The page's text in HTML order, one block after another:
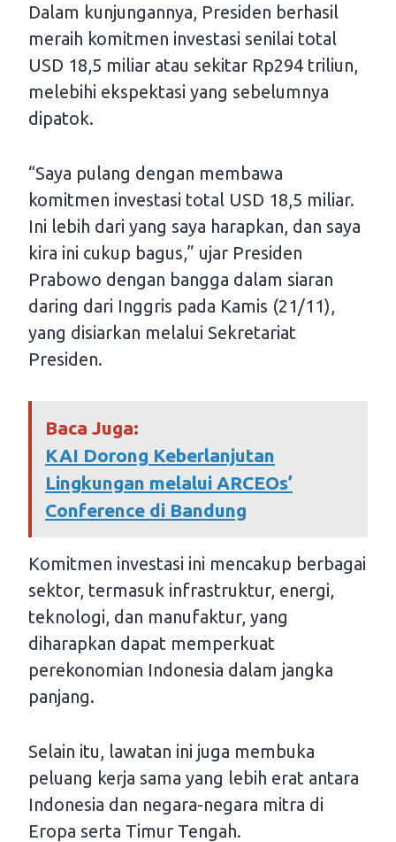
Dalam kunjungannya, Presiden berhasil
meraih komitmen investasi senilai total
USD 18,5 miliar atau sekitar Rp294 triliun,
melebihi ekspektasi yang sebelumnya
dipatok.
“Saya pulang dengan membawa
komitmen investasi total USD 18,5 miliar.
Ini lebih dari yang saya harapkan, dan saya
kira ini cukup bagus,” ujar Presiden
Prabowo dengan bangga dalam siaran
daring dari Inggris pada Kamis (21/11),
yang disiarkan melalui Sekretariat
Presiden.
Baca Juga:
KAI Dorong Keberlanjutan
Lingkungan melalui ARCEOs’
Conference di Bandung
Komitmen investasi ini mencakup berbagai
sektor, termasuk infrastruktur, energi,
teknologi, dan manufaktur, yang
diharapkan dapat memperkuat
perekonomian Indonesia dalam jangka
panjang.
Selain itu, lawatan ini juga membuka
peluang kerja sama yang lebih erat antara
Indonesia dan negara-negara mitra di
Eropa serta Timur Tengah.